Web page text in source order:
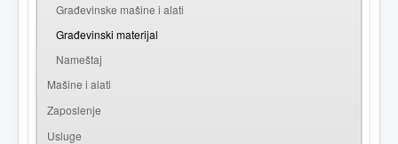
Građevinske mašine i alati
Građevinski materijal
Nameštaj
Mašine i alati
Zaposlenje
Usluge